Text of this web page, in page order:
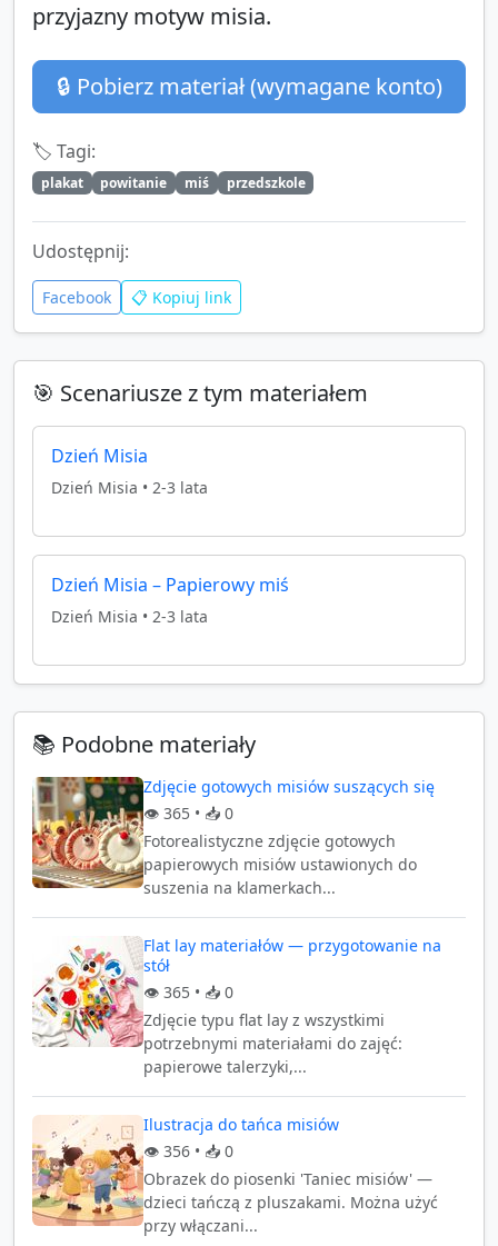
przyjazny motyw misia.
🔒 Pobierz materiał (wymagane konto)
🏷️ Tagi:
plakat powitanie miś przedszkole
Udostępnij:
Facebook 📋 Kopiuj link
🎯 Scenariusze z tym materiałem
Dzień Misia
Dzień Misia • 2-3 lata
Dzień Misia – Papierowy miś
Dzień Misia • 2-3 lata
📚 Podobne materiały
Zdjęcie gotowych misiów suszących się
👁️ 365 • 📥 0
Fotorealistyczne zdjęcie gotowych
papierowych misiów ustawionych do
suszenia na klamerkach...
Flat lay materiałów — przygotowanie na
stół
👁️ 365 • 📥 0
Zdjęcie typu flat lay z wszystkimi
potrzebnymi materiałami do zajęć:
papierowe talerzyki,...
Ilustracja do tańca misiów
👁️ 356 • 📥 0
Obrazek do piosenki 'Taniec misiów' —
dzieci tańczą z pluszakami. Można użyć
przy włączani...